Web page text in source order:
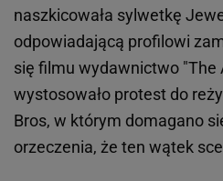
naszkicowała sylwetkę
odpowiadającą profilowi
się filmu wydawnictwo "The
wystosowało protest do
Bros, w którym domagano
orzeczenia, że ten wątek